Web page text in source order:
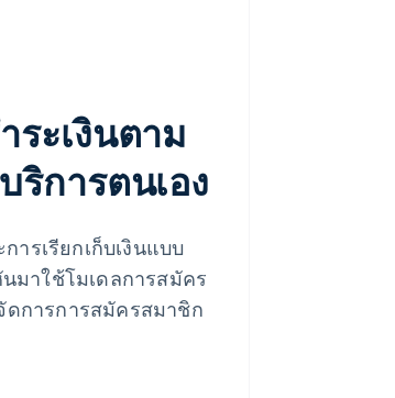
ระเงินตาม
ริการตนเอง
รเรียกเก็บเงินแบบ
มาใช้โมเดลการสมัคร
ดการการสมัครสมาชิก